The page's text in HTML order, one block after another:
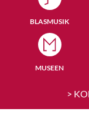
BLASMUSIK
MUSEEN
>